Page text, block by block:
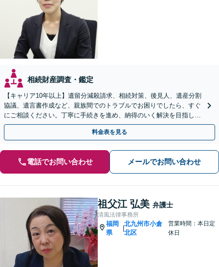
相続財産調査・鑑定
【キャリア10年以上】遺留分減殺請求、相続対策、後見人、遺産分割
協議、遺言書作成など、親族間でのトラブルでお困りでしたら、すぐ
にご相談ください。丁寧に手続きを進め、納得のいく解決を目指しま
す。【完全個室で相談】【駐車場あり】
料金表を見る
電話でお問い合わせ メールでお問い合わせ
祖父江 弘美 弁護士
清風法律事務所
福岡
県
|
北九州市小倉
北区
営業時間：本日定
休日